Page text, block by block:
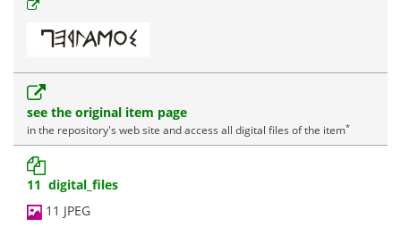
see the original item page
in the repository's web site and access all digital files of the item*
11 digital_files
11 JPEG